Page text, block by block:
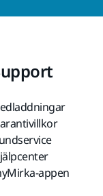
appen